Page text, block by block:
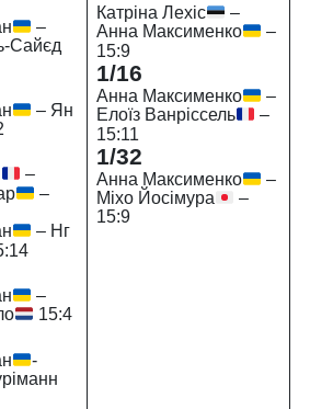
–
Сайєд
– Ян
–
–
– Нг
–
15:4
-
Катріна Лехіс
–
Анна Максименко
–
15:9
1/16
Анна Максименко
–
Елоїз Ванріссель
–
15:11
1/32
Анна Максименко
–
Міхо Йосімура
–
15:9